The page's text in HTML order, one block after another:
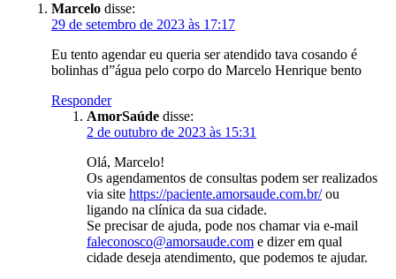
Marcelo disse:
29 de setembro de 2023 às 17:17
Eu tento agendar eu queria ser atendido tava cosando é
bolinhas d”água pelo corpo do Marcelo Henrique bento
Responder
AmorSaúde disse:
2 de outubro de 2023 às 15:31
Olá, Marcelo!
Os agendamentos de consultas podem ser realizados
via site https://paciente.amorsaude.com.br/ou
ligando na clínica da sua cidade.
Se precisar de ajuda, pode nos chamar via e-mail
faleconosco@amorsaude.com e dizer em qual
cidade deseja atendimento, que podemos te ajudar.